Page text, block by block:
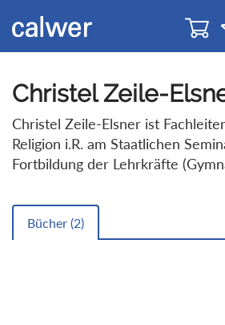
zur
Navigation
zum
Inhalt
Christel Zeile-
Christel Zeile-Elsner ist
Religion i.R. am Staatlichen
Fortbildung der Lehrkräfte
Bücher (2)